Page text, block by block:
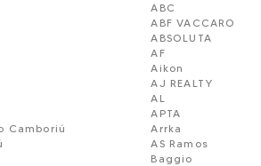
Camboriú
ABC
ABF VACCARO
ABSOLUTA
AF
Aikon
AJ REALTY
AL
APTA
Arrka
AS Ramos
Baggio